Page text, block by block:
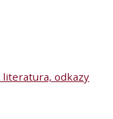
literatura, odkazy